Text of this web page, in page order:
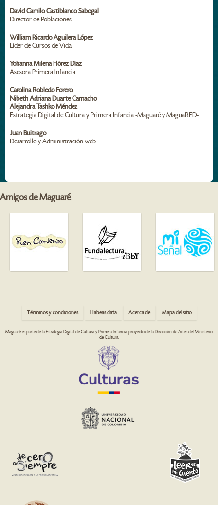
David Camilo Castiblanco Sabogal
Director de Poblaciones
William Ricardo Aguilera López
Líder de Cursos de Vida
Yohanna Milena Flórez Díaz
Asesora Primera Infancia
Carolina Robledo Forero
Nibeth Adriana Duarte Camacho
Alejandra Tashko Méndez
Estrategia Digital de Cultura y Primera Infancia -Maguaré y MaguaRED-
Juan Buitrago
Desarrollo y Administración web
Amigos de Maguaré
Términos y condiciones Habeas data Acerca de Mapa del sitio
Maguaré es parte de la Estrategia Digital de Cultura y Primera Infancia, proyecto de la Dirección de Artes del Ministerio
de Cultura.